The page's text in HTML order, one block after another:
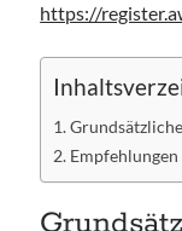
https://
Empfehlungen